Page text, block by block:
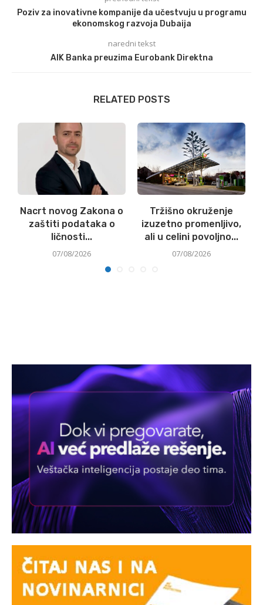
Poziv za inovativne kompanije da učestvuju u programu
ekonomskog razvoja Dubaija
naredni tekst
AIK Banka preuzima Eurobank Direktna
RELATED POSTS
Nacrt novog Zakona o
zaštiti podataka o
ličnosti...
07/08/2026
Tržišno okruženje
izuzetno promenljivo,
ali u celini povoljno...
07/08/2026